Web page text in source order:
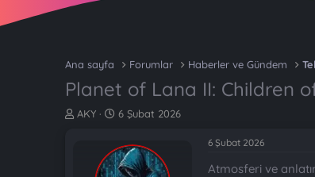
Ana sayfa Forumlar Haberler ve Gündem
Planet of Lana II: Children
K
AKY
B
l
a
6 Şubat 2026
6 Şubat 2026
Atmosferi ve